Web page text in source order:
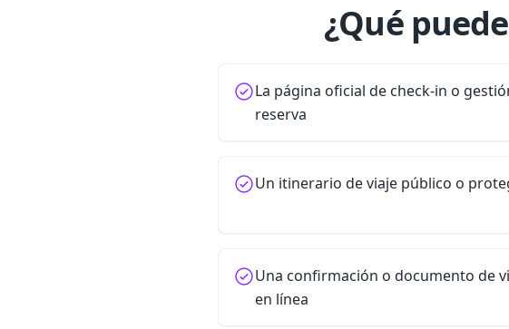
¿Qué
La página oficial de check-in o
reserva
Un itinerario de viaje público o
Una confirmación o documento de
en línea